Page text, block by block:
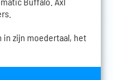
in zijn moedertaal, het